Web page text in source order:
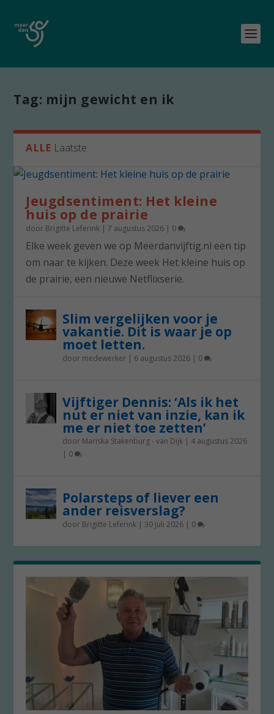
Tag: mijn gewicht en ik
ALLE Laatste
Jeugdsentiment: Het kleine
huis op de prairie
door Brigitte Leferink |7 augustus 2026 | 0
Elke week geven we op Meerdanvijftig.nl een tip
om naar te kijken. Deze week Het kleine huis op
de prairie, een nieuwe Netflixserie.
Slim vergelijken voor je
vakantie. Dit is waar je op
moet letten.
door medewerker | 6 augustus 2026 | 0
Vijftiger Dennis: ‘Als ik het
nut er niet van inzie, kan ik
me er niet toe zetten’
door Mariska Stakenburg - van Dijk | 4 augustus 2026
| 0
Polarsteps of liever een
ander reisverslag?
door Brigitte Leferink | 30 juli 2026 | 0